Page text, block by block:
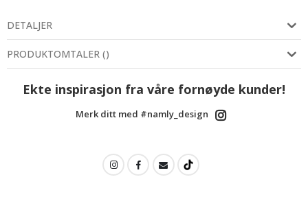
DETALJER
PRODUKTOMTALER ()
Ekte inspirasjon fra våre fornøyde kunder!
Merk ditt med #namly_design